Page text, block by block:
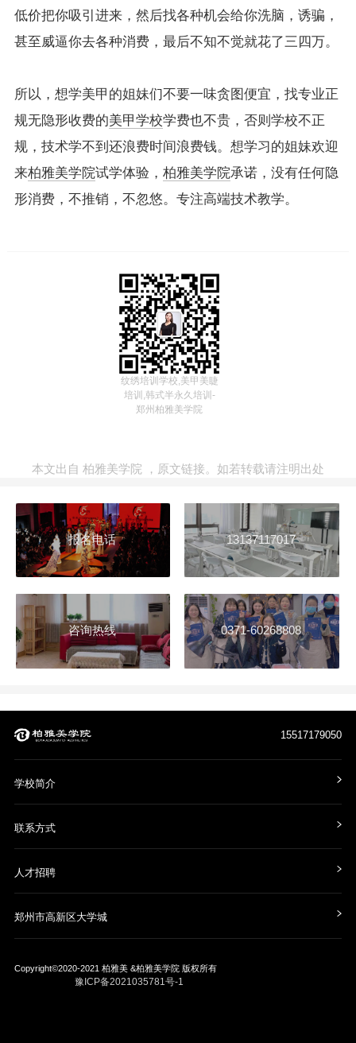
低价把你吸引进来，然后找各种机会给你洗脑，诱骗，
甚至威逼你去各种消费，最后不知不觉就花了三四万。
所以，想学美甲的姐妹们不要一味贪图便宜，找专业正
规无隐形收费的美甲学校学费也不贵，否则学校不正
规，技术学不到还浪费时间浪费钱。想学习的姐妹欢迎
来柏雅美学院试学体验， 柏雅美学院承诺，没有任何隐
形消费，不推销，不忽悠。专注高端技术教学。
纹绣培训学校,美甲美睫
培训,韩式半永久培训-
郑州柏雅美学院
本文出自 柏雅美学院 ， 原文链接。如若转载请注明出处
报名电话 13137117017
咨询热线 0371-60268808
15517179050
学校简介
联系方式
人才招聘
郑州市高新区大学城
Copyright©2020-2021 柏雅美 &柏雅美学院 版权所有
豫ICP备2021035781号-1